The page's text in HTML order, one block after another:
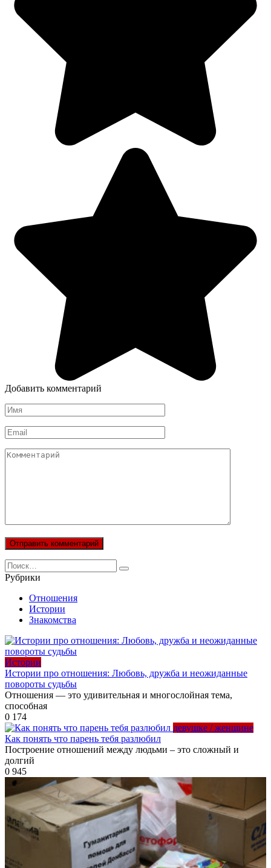
Добавить комментарий
Имя
Email
Комментарий
Search
for:
Рубрики
Отношения
Истории
Знакомства
Истории
Истории про отношения: Любовь, дружба и неожиданные
повороты судьбы
Отношения — это удивительная и многослойная тема,
способная
0 174
девушке / женщине
Как понять что парень тебя разлюбил
Построение отношений между людьми – это сложный и
долгий
0 945